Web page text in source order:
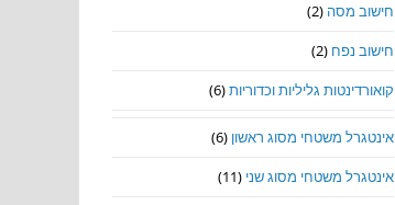
חישוב מסה (2)
חישוב נפח (2)
קואורדינטות גליליות וכדוריות(6)
אינטגרל משטחי מסוג ראשון (6)
אינטגרל משטחי מסוג שני (11)